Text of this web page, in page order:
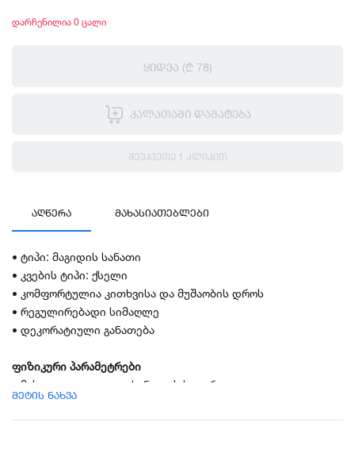
დარჩენილია 0 ცალი
ᲧᲘᲓᲕᲐ (₾ 78)
ᲙᲐᲚᲐᲗᲐᲨᲘ ᲓᲐᲛᲐᲢᲔᲑᲐ
ᲨᲔᲣᲙᲕᲔᲗᲔ 1 ᲙᲚᲘᲙᲘᲗ
ᲐᲦᲬᲔᲠᲐ ᲛᲐᲮᲐᲡᲘᲐᲗᲔᲑᲚᲔᲑᲘ
• ტიპი: მაგიდის სანათი
• კვების ტიპი: ქსელი
• კომფორტულია კითხვისა და მუშაობის დროს
• რეგულირებადი სიმაღლე
• დეკორატიული განათება
ფიზიკური პარამეტრები
• მასალა: ფოლადი, ფხვნილის საფარი
• სიმაღლე: 35 სმ
• ბაზის დიამეტრი: 15 სმ
მეტის ნახვა